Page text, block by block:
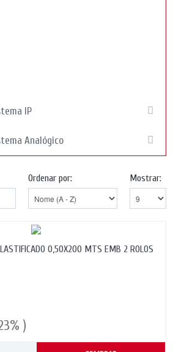
IP
Analógico
Mostrar:
Ordenar por:
0,50X200 MTS EMB 2 ROLOS
)